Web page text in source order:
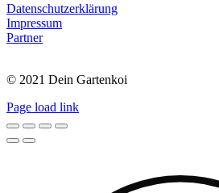
Datenschutzerklärung
Impressum
Partner
© 2021 Dein Gartenkoi
Page load link